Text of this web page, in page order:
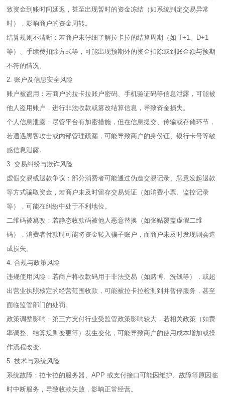
致资金到账时间延迟，甚至出现暂时的资金冻结（如系统判定交易异常
时），影响商户的资金周转。
结算规则不清晰：若商户未仔细了解拉卡拉的结算周期（如 T+1、D+1
等）、手续费扣除方式等，可能出现预期外的资金扣除或到账金额与预期
不符的情况。
2. 账户及信息安全风险
账户被盗用：若商户的拉卡拉账户密码、手机验证码等信息泄露，可能被
他人盗用账户，进行非法收款或篡改结算信息，导致资金损失。
个人信息泄露：尽管平台有加密措施，但在信息提交、传输或存储环节，
若遭遇黑客攻击或内部管理疏漏，可能导致商户的身份证、银行卡号等敏
感信息泄露。
3. 交易纠纷与欺诈风险
虚假交易或退款争议：部分消费者可能通过伪造交易记录、恶意发起退款
等方式骗取资金，若商户未及时留存交易凭证（如消费小票、监控记录
等），可能在纠纷中处于不利地位。
二维码被篡改：若静态收款码被他人恶意替换（如张贴覆盖虚假二维
码），消费者付款时可能将资金转入骗子账户，而商户未及时发现则会造
成损失。
4. 合规与政策风险
违规使用风险：若商户将收款码用于非法交易（如赌博、洗钱等），或超
出营业执照核定的经营范围收款，可能被拉卡拉检测到并暂停服务，甚至
面临监管部门的处罚。
政策调整影响：第三方支付行业受监管政策影响较大，若相关政策（如费
率调整、结算规则变更等）发生变化，可能导致商户的使用成本增加或操
作流程改变。
5. 技术与系统风险
系统故障：拉卡拉的服务器、APP 或支付接口可能因维护、故障等原因临
时中断服务，导致收款失败，影响正常经营。